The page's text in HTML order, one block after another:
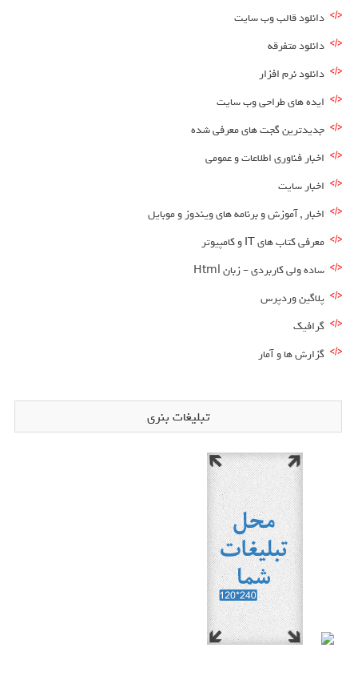
دانلود قالب وب سایت
دانلود متفرقه
دانلود نرم افزار
ایده های طراحی وب سایت
جدیدترین گجت های معرفی شده
اخبار فناوری اطلاعات و عمومی
اخبار سایت
اخبار , آموزش و برنامه های ویندوز و موبایل
معرفی کتاب های IT و کامپیوتر
ساده ولی کاربردی – زبان Html
پلاگین وردپرس
گرافیک
گزارش ها و آمار
تبلیغات بنری